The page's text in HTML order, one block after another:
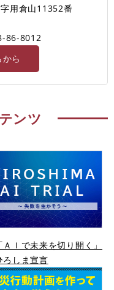
用倉山11352番
86-8012
ら
ンツ
「ＡＩで未来を切り開く」
ろしま宣言